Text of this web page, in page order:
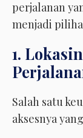
perjalanan
menjadi
1.
Salah satu
aksesnya